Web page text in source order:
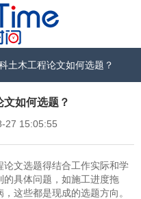
土木工程论文如何选题？
如何选题？
27 15:05:55
文选题得结合工作实际和学
具体问题，如施工进度拖
这些都是现成的选题方向。